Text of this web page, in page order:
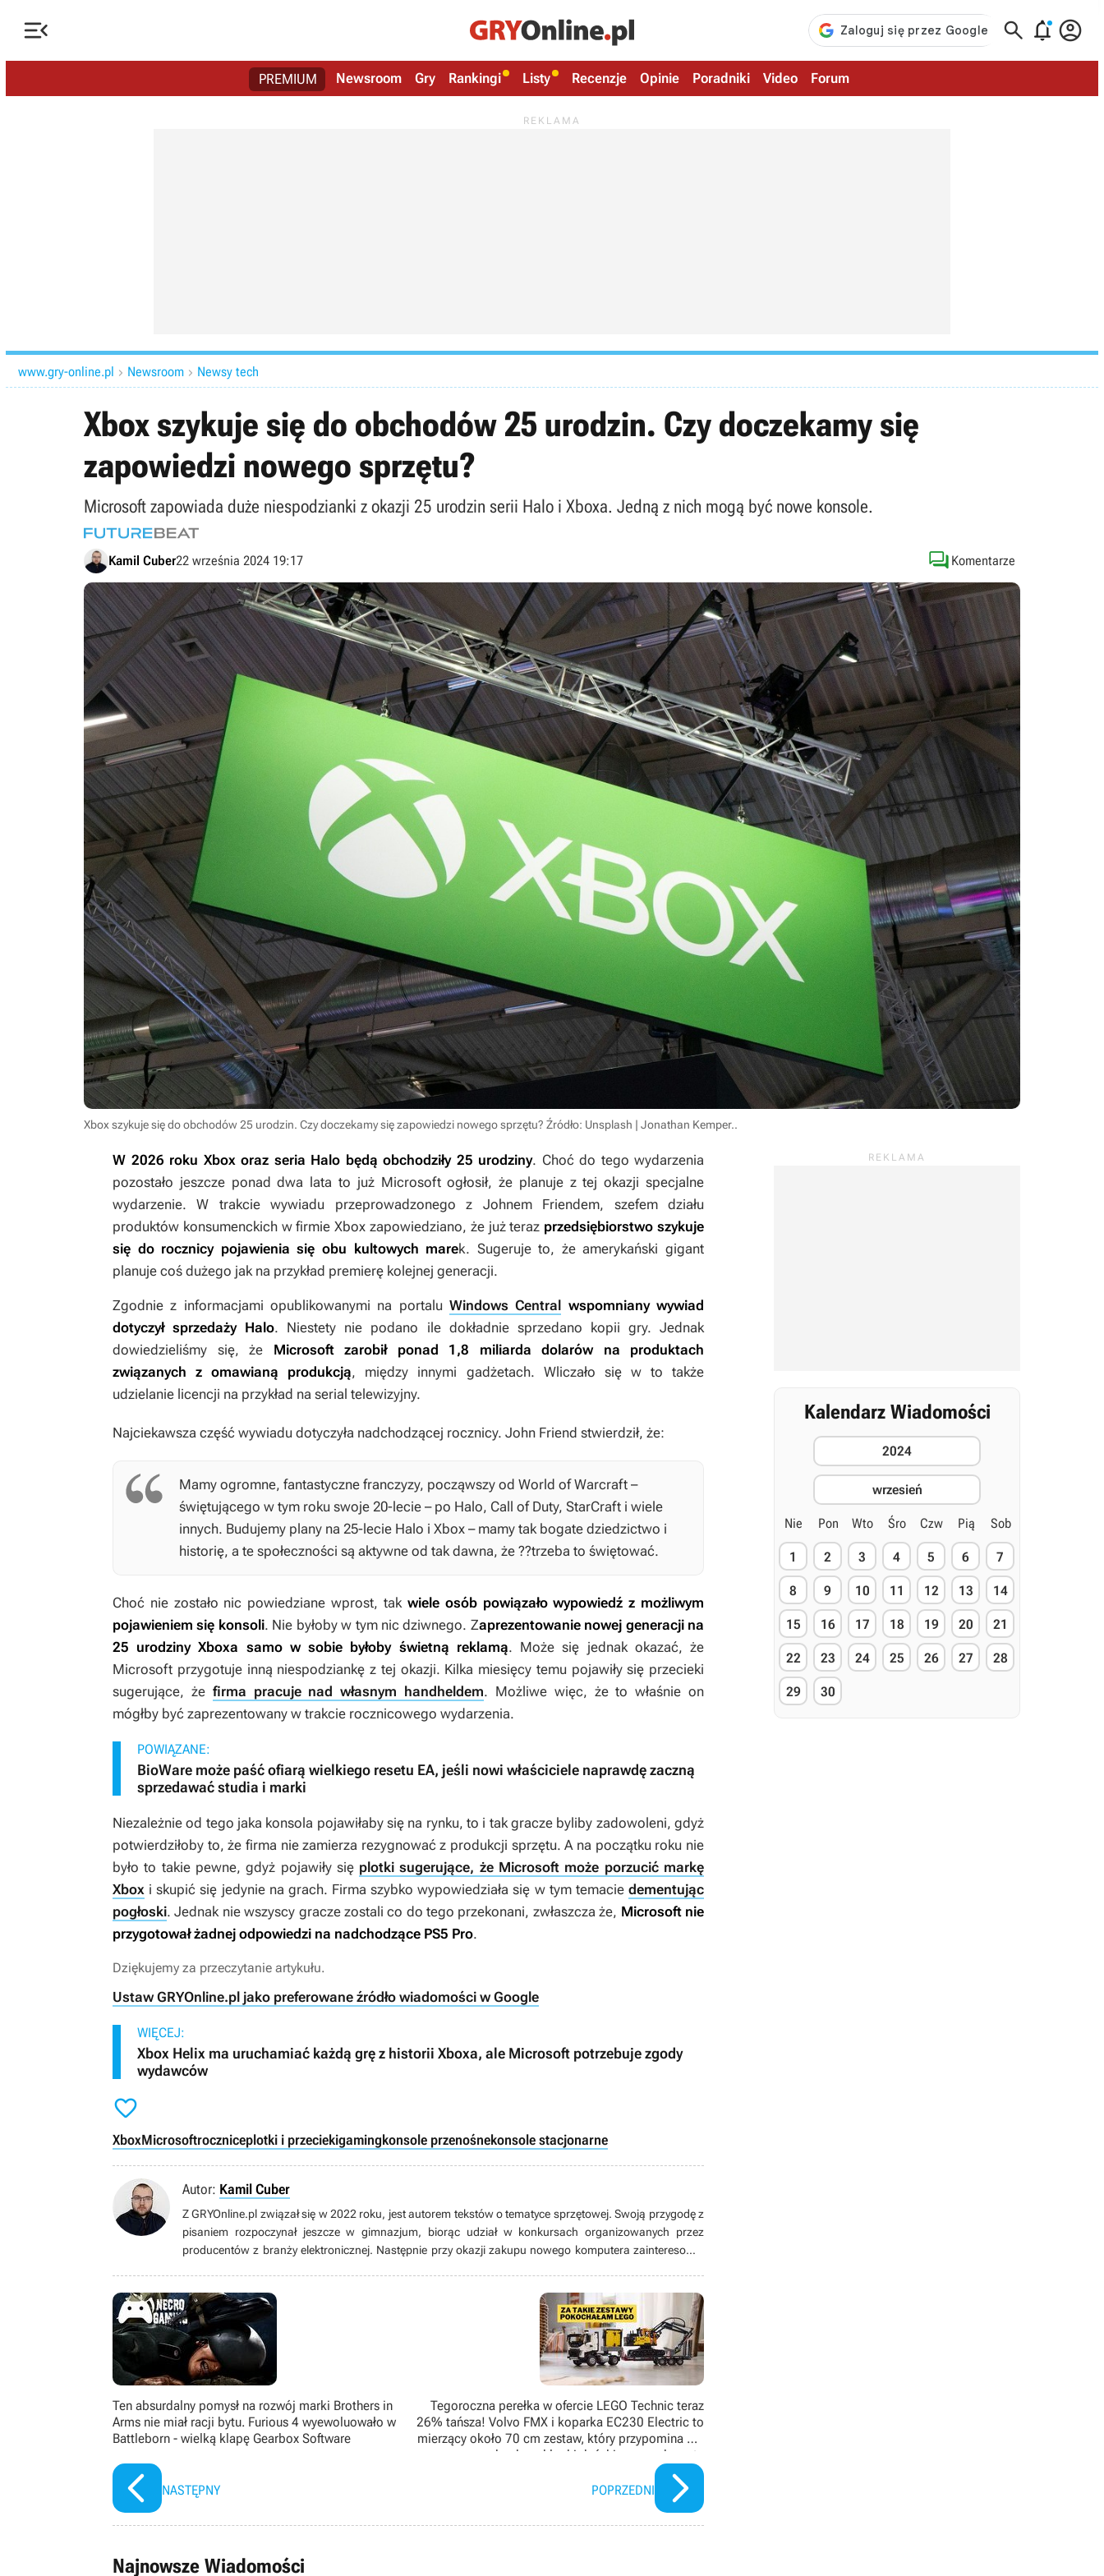
   
PREMIUM Newsroom Gry Rankingi Listy Recenzje Opinie Poradniki Video Forum
www.gry-online.pl  Newsroom  Newsy tech
Xbox szykuje się do obchodów 25 urodzin. Czy doczekamy się
zapowiedzi nowego sprzętu?
Microsoft zapowiada duże niespodzianki z okazji 25 urodzin serii Halo i Xboxa. Jedną z nich mogą być nowe konsole.
Kamil Cuber22 września 2024 19:17  Komentarze
Xbox szykuje się do obchodów 25 urodzin. Czy doczekamy się zapowiedzi nowego sprzętu? Źródło: Unsplash | Jonathan Kemper..
W 2026 roku Xbox oraz seria Halo będą obchodziły 25 urodziny. Choć do tego wydarzenia
pozostało jeszcze ponad dwa lata to już Microsoft ogłosił, że planuje z tej okazji specjalne
wydarzenie. W trakcie wywiadu przeprowadzonego z Johnem Friendem, szefem działu
produktów konsumenckich w firmie Xbox zapowiedziano, że już teraz przedsiębiorstwo szykuje
się do rocznicy pojawienia się obu kultowych marek. Sugeruje to, że amerykański gigant
planuje coś dużego jak na przykład premierę kolejnej generacji.
Zgodnie z informacjami opublikowanymi na portalu Windows Central wspomniany wywiad
dotyczył sprzedaży Halo. Niestety nie podano ile dokładnie sprzedano kopii gry. Jednak
dowiedzieliśmy się, że Microsoft zarobił ponad 1,8 miliarda dolarów na produktach
związanych z omawianą produkcją, między innymi gadżetach. Wliczało się w to także
udzielanie licencji na przykład na serial telewizyjny.
Najciekawsza część wywiadu dotyczyła nadchodzącej rocznicy. John Friend stwierdził, że:
Mamy ogromne, fantastyczne franczyzy, począwszy od World of Warcraft –
świętującego w tym roku swoje 20-lecie – po Halo, Call of Duty, StarCraft i wiele
innych. Budujemy plany na 25-lecie Halo i Xbox – mamy tak bogate dziedzictwo i
historię, a te społeczności są aktywne od tak dawna, że ??trzeba to świętować.
Choć nie zostało nic powiedziane wprost, tak wiele osób powiązało wypowiedź z możliwym
pojawieniem się konsoli. Nie byłoby w tym nic dziwnego. Zaprezentowanie nowej generacji na
25 urodziny Xboxa samo w sobie byłoby świetną reklamą. Może się jednak okazać, że
Microsoft przygotuje inną niespodziankę z tej okazji. Kilka miesięcy temu pojawiły się przecieki
sugerujące, że firma pracuje nad własnym handheldem. Możliwe więc, że to właśnie on
mógłby być zaprezentowany w trakcie rocznicowego wydarzenia.
POWIĄZANE:
BioWare może paść ofiarą wielkiego resetu EA, jeśli nowi właściciele naprawdę zaczną
sprzedawać studia i marki
Niezależnie od tego jaka konsola pojawiłaby się na rynku, to i tak gracze byliby zadowoleni, gdyż
potwierdziłoby to, że firma nie zamierza rezygnować z produkcji sprzętu. A na początku roku nie
było to takie pewne, gdyż pojawiły się plotki sugerujące, że Microsoft może porzucić markę
Xbox i skupić się jedynie na grach. Firma szybko wypowiedziała się w tym temacie dementując
pogłoski. Jednak nie wszyscy gracze zostali co do tego przekonani, zwłaszcza że, Microsoft nie
przygotował żadnej odpowiedzi na nadchodzące PS5 Pro.
Dziękujemy za przeczytanie artykułu.
Ustaw GRYOnline.pl jako preferowane źródło wiadomości w Google
WIĘCEJ:
Xbox Helix ma uruchamiać każdą grę z historii Xboxa, ale Microsoft potrzebuje zgody
wydawców

XboxMicrosoftroczniceplotki i przeciekigamingkonsole przenośnekonsole stacjonarne
Autor: Kamil Cuber
Z GRYOnline.pl związał się w 2022 roku, jest autorem tekstów o tematyce sprzętowej. Swoją przygodę z
pisaniem rozpoczynał jeszcze w gimnazjum, biorąc udział w konkursach organizowanych przez
producentów z branży elektronicznej. Następnie przy okazji zakupu nowego komputera zainteresował
Ten absurdalny pomysł na rozwój marki Brothers in
Arms nie miał racji bytu. Furious 4 wyewoluowało w
Battleborn - wielką klapę Gearbox Software
NASTĘPNY
Tegoroczna perełka w ofercie LEGO Technic teraz
26% tańsza! Volvo FMX i koparka EC230 Electric to
mierzący około 70 cm zestaw, który przypomina mi,
za co kocham klocki duńskiego producenta
POPRZEDNI
Najnowsze Wiadomości
Kalendarz Wiadomości
2024
wrzesień
Nie Pon Wto Śro Czw Pią Sob
1 2 3 4 5 6 7
8 9 10 11 12 13 14
15 16 17 18 19 20 21
22 23 24 25 26 27 28
29 30